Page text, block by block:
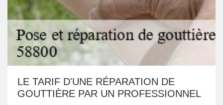
LE TARIF D'UNE RÉPARATION DE
GOUTTIÈRE PAR UN PROFESSIONNEL